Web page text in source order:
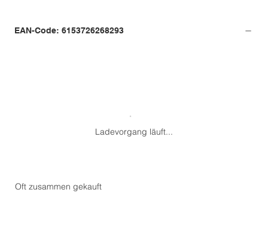
EAN-Code: 6153726268293
Ladevorgang läuft...
Oft zusammen gekauft